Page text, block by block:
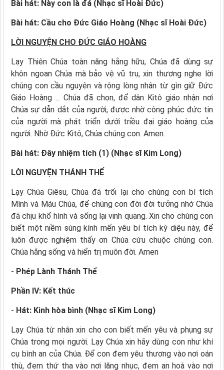
Bài hát: Này con là đá (Nhạc sĩ Hoài Đức)
Bài hát: Cầu cho Đức Giáo Hoàng (Nhạc sĩ Hoài Đức)
LỜI NGUYỆN CHO ĐỨC GIÁO HOÀNG
Lạy Thiên Chúa toàn năng hằng hữu, Chúa đã dùng sự
khôn ngoan Chúa mà bảo vệ vũ trụ, xin thương nghe lời
chúng con cầu nguyện và rộng lòng nhân từ gìn giữ Đức
Giáo Hoàng ... Chúa đã chọn, để dân Kitô giáo nhận nơi
Chúa sự dẫn dắt của người, được nhờ công phúc đức tin
của người mà phát triển dưới triều đại giáo hoàng của
người. Nhờ Đức Kitô, Chúa chúng con. Amen.
Bài hát: Đây nhiệm tích (1) (Nhạc sĩ Kim Long)
LỜI NGUYỆN THÁNH THỂ
Lạy Chúa Giêsu, Chúa đã trối lại cho chúng con bí tích
Mình và Máu Chúa, để chúng con đời đời tưởng nhớ Chúa
đã chịu khổ hình và sống lại vinh quang. Xin cho chúng con
biết một niềm sùng kính mến yêu bí tích kỳ diệu này, để
luôn được nghiệm thấy ơn Chúa cứu chuộc chúng con.
Chúa hằng sống và hiển trị muôn đời. Amen
- Phép Lành Thánh Thể
Phần IV: Kết thúc
- Hát: Kinh hòa bình (Nhạc sĩ Kim Long)
Lạy Chúa từ nhân xin cho con biết mến yêu và phụng sự
Chúa trong mọi người. Lạy Chúa xin hãy dùng con như khí
cụ bình an của Chúa. Để con đem yêu thương vào nơi oán
thù, đem thứ tha vào nơi lăng nhục, đem an hoà vào nơi